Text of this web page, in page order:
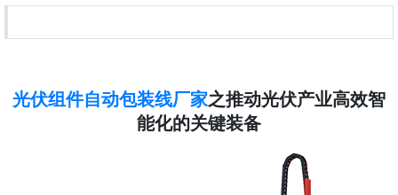
光伏组件自动包装线厂家之推动光伏产业高效智
能化的关键装备